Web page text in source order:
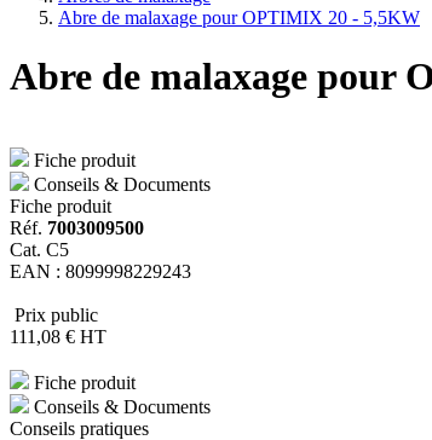
Abre de malaxage pour OPTIMIX 20 - 5,5KW
Abre de malaxage pour
Fiche produit
Conseils & Documents
Fiche produit
Réf. 7003009500
Cat. C5
EAN : 8099998229243
Prix public
111 ,08 € HT
Fiche produit
Conseils & Documents
Conseils pratiques